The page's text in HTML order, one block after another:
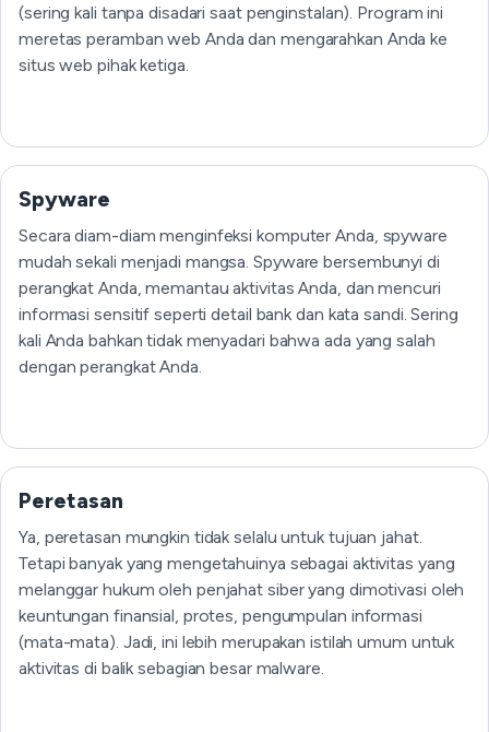
(sering kali tanpa disadari saat penginstalan). Program ini
meretas peramban web Anda dan mengarahkan Anda ke
situs web pihak ketiga.
Spyware
Secara diam-diam menginfeksi komputer Anda, spyware
mudah sekali menjadi mangsa. Spyware bersembunyi di
perangkat Anda, memantau aktivitas Anda, dan mencuri
informasi sensitif seperti detail bank dan kata sandi. Sering
kali Anda bahkan tidak menyadari bahwa ada yang salah
dengan perangkat Anda.
Peretasan
Ya, peretasan mungkin tidak selalu untuk tujuan jahat.
Tetapi banyak yang mengetahuinya sebagai aktivitas yang
melanggar hukum oleh penjahat siber yang dimotivasi oleh
keuntungan finansial, protes, pengumpulan informasi
(mata-mata). Jadi, ini lebih merupakan istilah umum untuk
aktivitas di balik sebagian besar malware.